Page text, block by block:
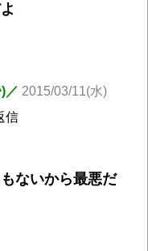
／ 2015/03/11(水)
信
ないから最悪だ